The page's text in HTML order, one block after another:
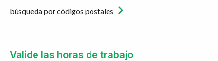
búsqueda por códigos postales
Valide las horas de trabajo